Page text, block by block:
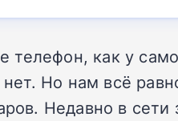
телефон, как у
Но нам всё
Недавно в